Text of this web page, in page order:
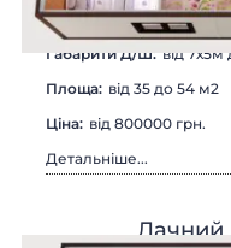
Габарити Д/Ш: від 7х5м
Площа: від 35 до 54 м2
Цiна: від 800000 грн.
Детальніше...